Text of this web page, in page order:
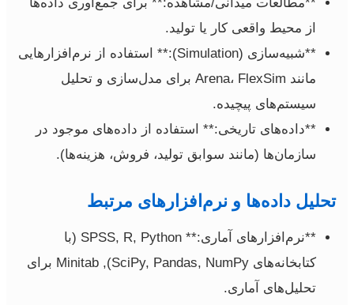
**مطالعات میدانی/مشاهده:** برای جمع‌آوری داده‌ها
از محیط واقعی کار یا تولید.
**شبیه‌سازی (Simulation):** استفاده از نرم‌افزارهایی
مانند Arena، FlexSim برای مدل‌سازی و تحلیل
سیستم‌های پیچیده.
**داده‌های تاریخی:** استفاده از داده‌های موجود در
سازمان‌ها (مانند سوابق تولید، فروش، هزینه‌ها).
تحلیل داده‌ها و نرم‌افزارهای مرتبط
**نرم‌افزارهای آماری:** SPSS, R, Python (با
کتابخانه‌های SciPy, Pandas, NumPy), Minitab برای
تحلیل‌های آماری.